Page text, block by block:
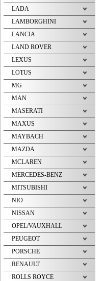
LADA
LAMBORGHINI
LANCIA
LAND ROVER
LEXUS
LOTUS
MG
MAN
MASERATI
MAXUS
MAYBACH
MAZDA
MCLAREN
MERCEDES-BENZ
MITSUBISHI
NIO
NISSAN
OPEL/VAUXHALL
PEUGEOT
PORSCHE
RENAULT
ROLLS ROYCE